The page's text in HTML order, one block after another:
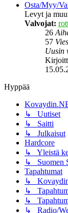
Osta/Myy/
Levyt ja
Valvojat:
26
57
Uusin
Hyppää
↳ Uutiset
↳ Saitti
↳ Julkaisut
Hardcore
↳ Yleistä
↳ Suomen
Tapahtumat
↳
↳
↳
↳ Radio/